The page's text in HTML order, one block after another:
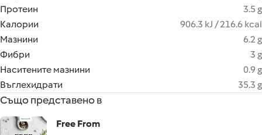
Протеин
3.5 g
Калории
906.3 kJ / 216.6 kcal
Мазнини
6.2 g
Фибри
3 g
Наситените мазнини
0.9 g
Въглехидрати
35.3 g
Също представено в
Free From